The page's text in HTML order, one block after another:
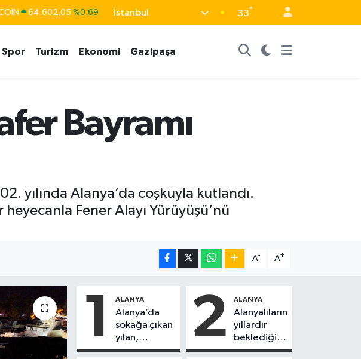
DOLAR 47,5986 %0.06
STERLİN 64,2438 %0.21
İstanbul 33°
Spor Turizm Ekonomi Gazipaşa
Bayramı
yılında Alanya’da coşkuyla kutlandı.
Fener Alayı Yürüyüşü’nü
A- A+
1 ALANYA
Alanya’da
sokağa çıkan
yılan,
vatandaşı
2 ALANYA
Alanyalıların
yıllardır
beklediği
yol askıdan